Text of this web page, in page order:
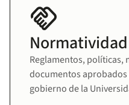
handshake
Reglamentos, políticas,
documentos
gobierno de la